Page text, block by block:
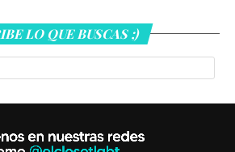
LO QUE BUSCAS ;)